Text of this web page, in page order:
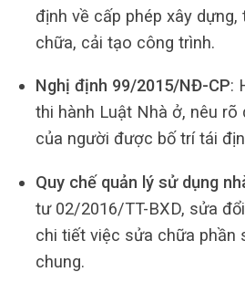
định về cấp phép xây
chữa, cải tạo công trình.
Nghị định 99/2015/NĐ-CP:
thi hành Luật Nhà ở, nêu rõ
của người được bố trí tái
Quy chế quản lý sử dụng
tư 02/2016/TT-BXD, sửa
chi tiết việc sửa chữa phần
chung.